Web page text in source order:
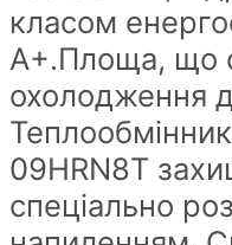
quantity
класом
А+.Площа, що
охолодження
09HRN8T
спеціально